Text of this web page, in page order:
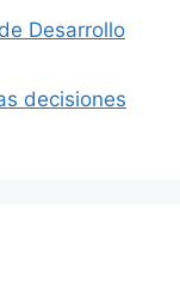
Desarrollo
decisiones